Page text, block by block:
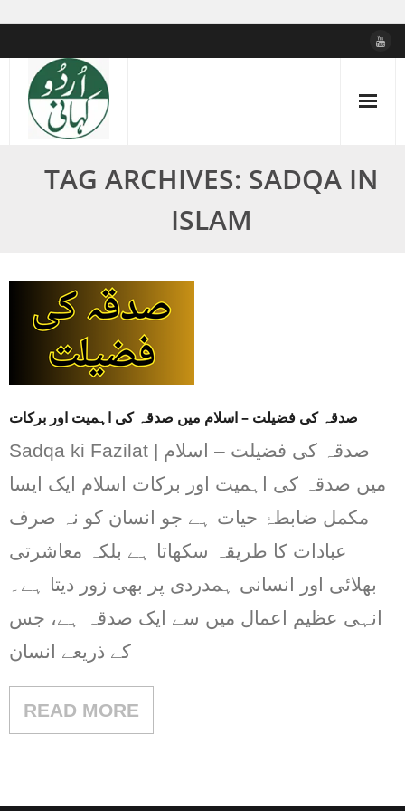
content
TAG ARCHIVES: SADQA IN
ISLAM
صدقہ کی فضیلت – اسلام میں صدقہ کی اہمیت اور برکات
Sadqa ki Fazilat | صدقہ کی فضیلت – اسلام
میں صدقہ کی اہمیت اور برکات اسلام ایک ایسا
مکمل ضابطۂ حیات ہے جو انسان کو نہ صرف
عبادات کا طریقہ سکھاتا ہے بلکہ معاشرتی
بھلائی اور انسانی ہمدردی پر بھی زور دیتا ہے۔
انہی عظیم اعمال میں سے ایک صدقہ ہے، جس
کے ذریعے انسان
READ MORE